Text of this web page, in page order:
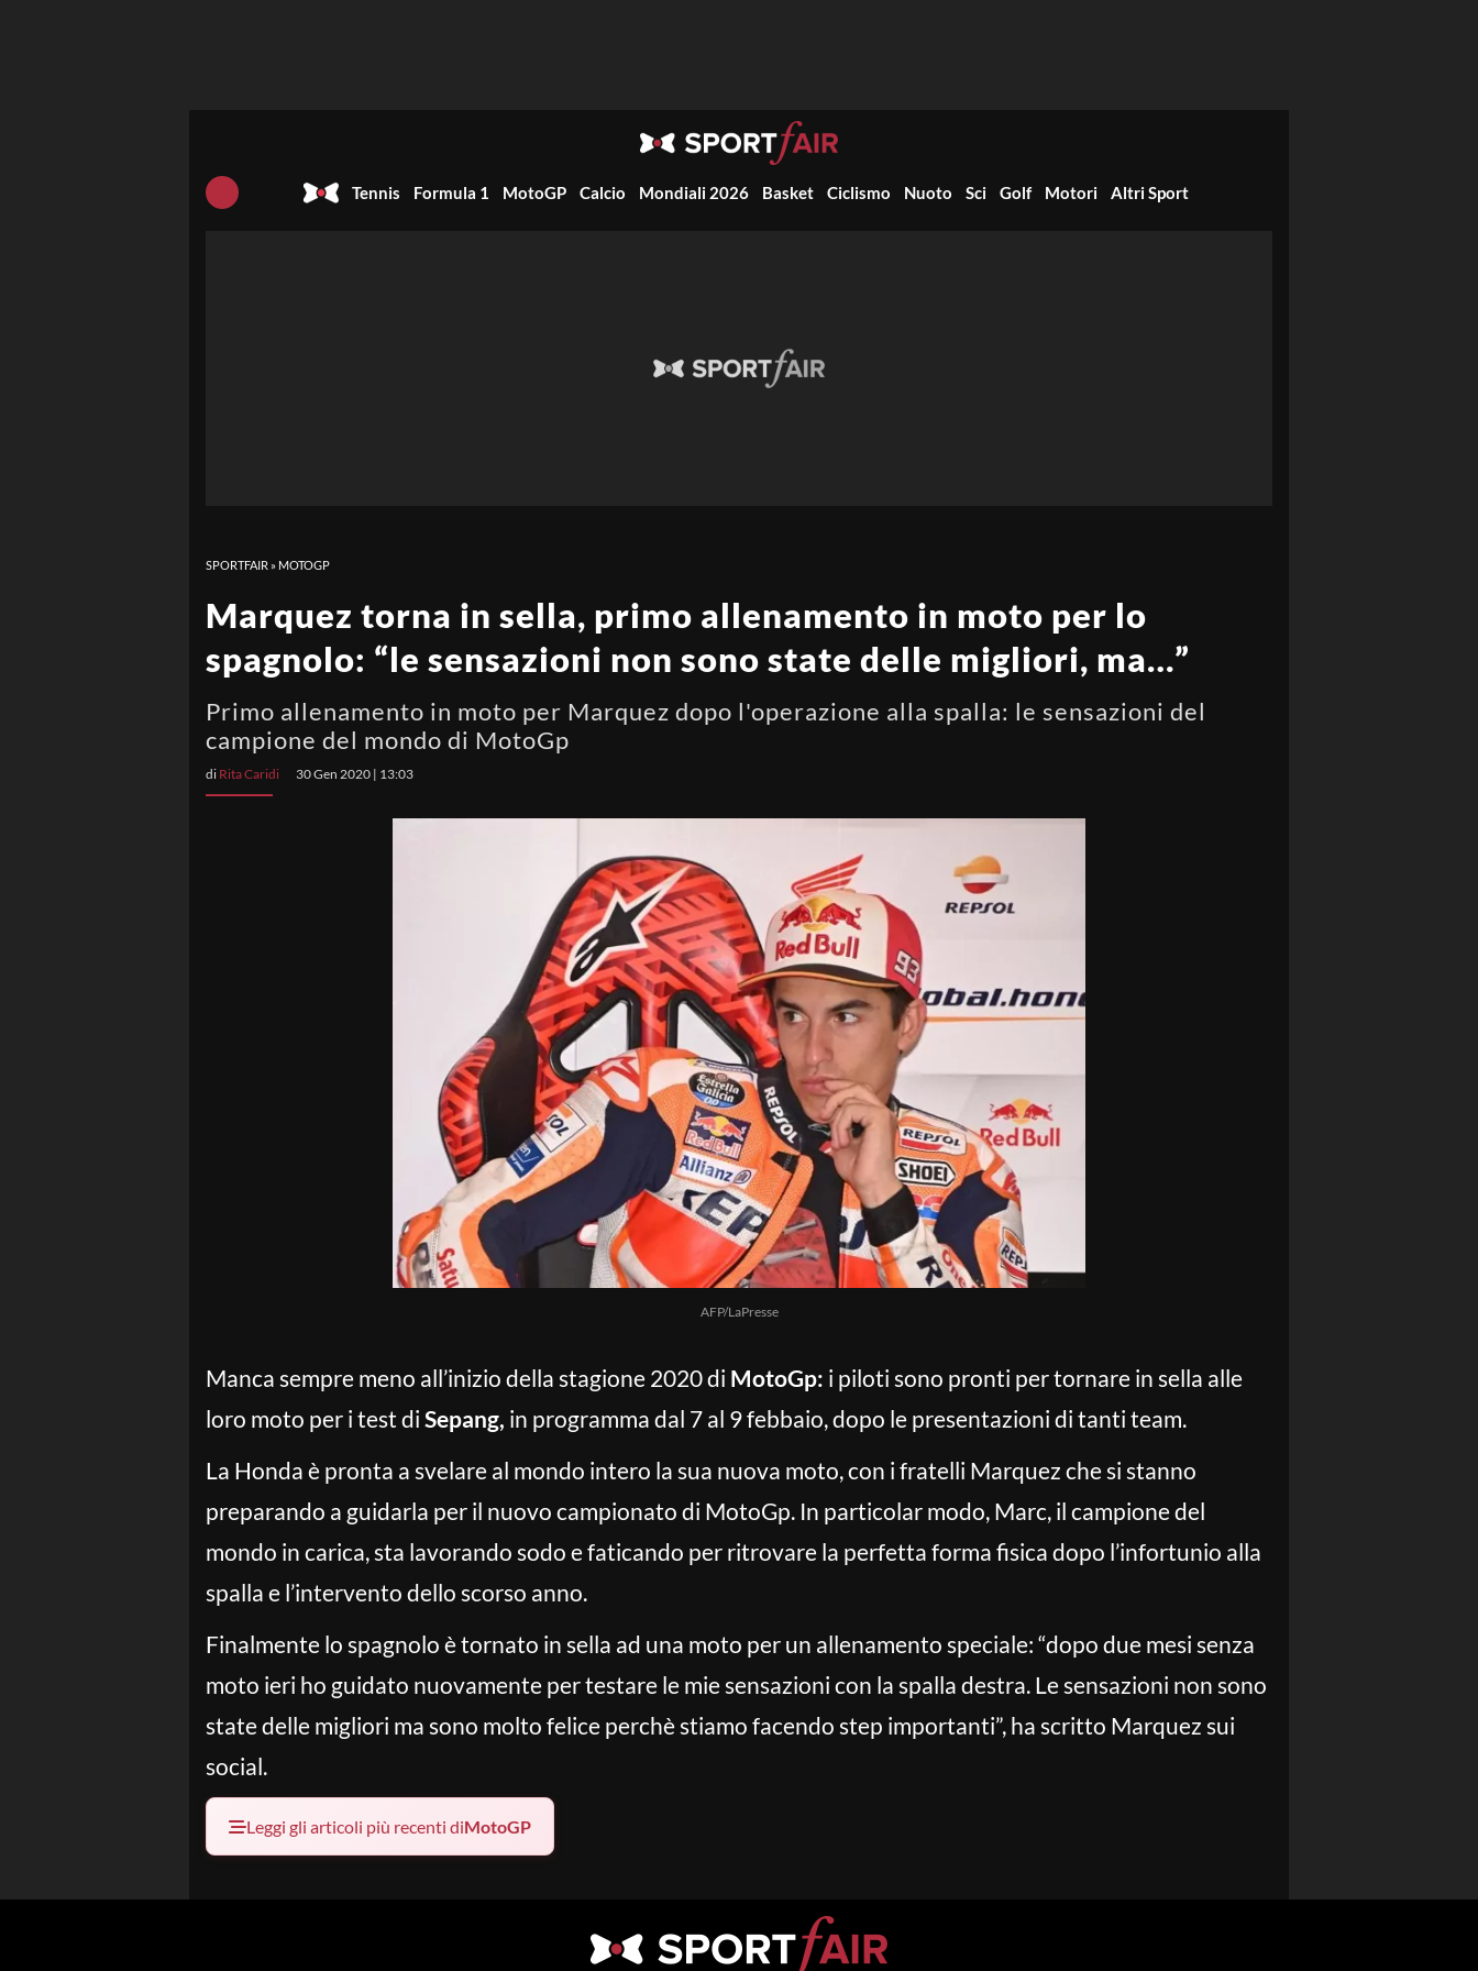
Tennis Formula 1 MotoGP Calcio Mondiali 2026 Basket Ciclismo Nuoto Sci Golf Motori Altri Sport
SPORTFAIR » MOTOGP
Marquez torna in sella, primo allenamento in moto per lo
spagnolo: “le sensazioni non sono state delle migliori, ma…”
Primo allenamento in moto per Marquez dopo l'operazione alla spalla: le sensazioni del
campione del mondo di MotoGp
di Rita Caridi 30 Gen 2020 | 13:03
AFP/LaPresse
Manca sempre meno all’inizio della stagione 2020 di MotoGp: i piloti sono pronti per tornare in sella alle
loro moto per i test di Sepang, in programma dal 7 al 9 febbaio, dopo le presentazioni di tanti team.
La Honda è pronta a svelare al mondo intero la sua nuova moto, con i fratelli Marquez che si stanno
preparando a guidarla per il nuovo campionato di MotoGp. In particolar modo, Marc, il campione del
mondo in carica, sta lavorando sodo e faticando per ritrovare la perfetta forma fisica dopo l’infortunio alla
spalla e l’intervento dello scorso anno.
Finalmente lo spagnolo è tornato in sella ad una moto per un allenamento speciale: “dopo due mesi senza
moto ieri ho guidato nuovamente per testare le mie sensazioni con la spalla destra. Le sensazioni non sono
state delle migliori ma sono molto felice perchè stiamo facendo step importanti”, ha scritto Marquez sui
social.
Leggi gli articoli più recenti diMotoGP